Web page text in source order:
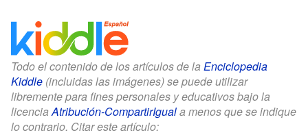
Todo el contenido de los artículos de la Enciclopedia
Kiddle (incluidas las imágenes) se puede utilizar
libremente para fines personales y educativos bajo la
licenciaAtribución-CompartirIguala menos que se indique
lo contrario. Citar este artículo: